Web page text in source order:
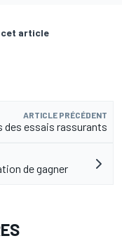
cet article
ARTICLE PRÉCÉDENT
des essais rassurants
de gagner